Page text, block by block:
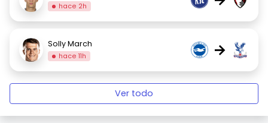
hace 2h
Solly March
hace 11h →
Ver todo